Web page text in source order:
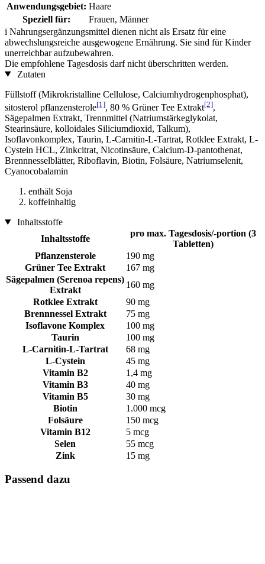
Anwendungsgebiet: Haare
Speziell für:
Frauen, Männer
i Nahrungsergänzungsmittel dienen nicht als Ersatz für eine
abwechslungsreiche ausgewogene Ernährung. Sie sind für Kinder
unerreichbar aufzubewahren.
Die empfohlene Tagesdosis darf nicht überschritten werden.
Zutaten
Füllstoff (Mikrokristalline Cellulose, Calciumhydrogenphosphat),
sitosterol pflanzensterole[1], 80 % Grüner Tee Extrakt[2],
Sägepalmen Extrakt, Trennmittel (Natriumstärkeglykolat,
Stearinsäure, kolloidales Siliciumdioxid, Talkum),
Isoflavonkomplex, Taurin, L-Carnitin-L-Tartrat, Rotklee Extrakt, L-
Cystein HCL, Zinkcitrat, Nicotinsäure, Calcium-D-pantothenat,
Brennnesselblätter, Riboflavin, Biotin, Folsäure, Natriumselenit,
Cyanocobalamin
enthält Soja
koffeinhaltig
Inhaltsstoffe
Inhaltsstoffe
pro max. Tagesdosis/-portion (3
Tabletten)
Pflanzensterole
190 mg
Grüner Tee Extrakt
167 mg
Sägepalmen (Serenoa repens)
Extrakt
160 mg
Rotklee Extrakt
90 mg
Brennnessel Extrakt
75 mg
Isoflavone Komplex
100 mg
Taurin
100 mg
L-Carnitin-L-Tartrat
68 mg
L-Cystein
45 mg
Vitamin B2
1,4 mg
Vitamin B3
40 mg
Vitamin B5
30 mg
Biotin
1.000 mcg
Folsäure
150 mcg
Vitamin B12
5 mcg
Selen
55 mcg
Zink
15 mg
Passend dazu